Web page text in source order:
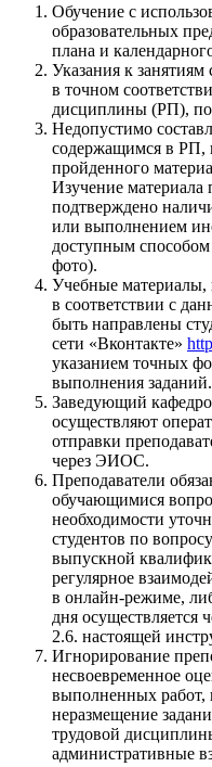
Обучение с
образовательных
плана и
Указания к занятиям
в точном
дисциплины (РП),
Недопустимо
содержащимся в РП,
пройденного
Изучение
подтверждено
или выполнением
доступным
фото).
Учебные материалы,
в соответствии с
быть направлены
сети «Вконтакте»
указанием точных
выполнения заданий.
Заведующий
осуществляют
отправки
через ЭИОС.
Преподаватели
обучающимися
необходимости
студентов по
выпускной
регулярное
в онлайн-режиме,
дня осуществляется
2.6. настоящей
Игнорирование
несвоевременное
выполненных работ,
неразмещение
трудовой
административные